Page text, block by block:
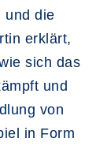
und die
erklärt,
sich das
und
von
in Form